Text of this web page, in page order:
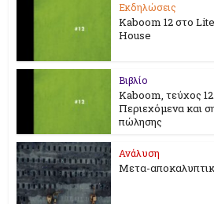
Εκδηλώσεις
Kaboom 12 στο
House
Βιβλίο
Kaboom, τεύχος 12.
Περιεχόμενα και
πώλησης
Ανάλυση
Μετα-